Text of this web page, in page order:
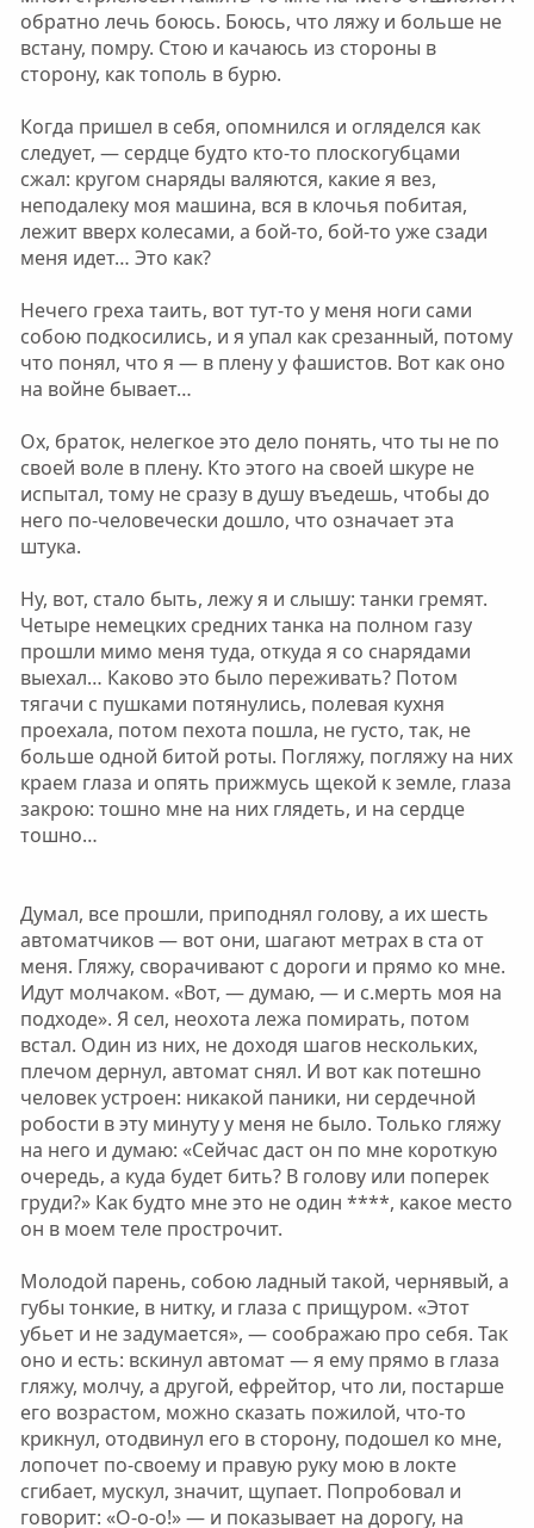
обратно лечь боюсь. Боюсь, что ляжу и больше не
встану, помру. Стою и качаюсь из стороны в
сторону, как тополь в бурю.
Когда пришел в себя, опомнился и огляделся как
следует, — сердце будто кто-то плоскогубцами
сжал: кругом снаряды валяются, какие я вез,
неподалеку моя машина, вся в клочья побитая,
лежит вверх колесами, а бой-то, бой-то уже сзади
меня идет… Это как?
Нечего греха таить, вот тут-то у меня ноги сами
собою подкосились, и я упал как срезанный, потому
что понял, что я — в плену у фашистов. Вот как оно
на войне бывает…
Ох, браток, нелегкое это дело понять, что ты не по
своей воле в плену. Кто этого на своей шкуре не
испытал, тому не сразу в душу въедешь, чтобы до
него по-человечески дошло, что означает эта
штука.
Ну, вот, стало быть, лежу я и слышу: танки гремят.
Четыре немецких средних танка на полном газу
прошли мимо меня туда, откуда я со снарядами
выехал… Каково это было переживать? Потом
тягачи с пушками потянулись, полевая кухня
проехала, потом пехота пошла, не густо, так, не
больше одной битой роты. Погляжу, погляжу на них
краем глаза и опять прижмусь щекой к земле, глаза
закрою: тошно мне на них глядеть, и на сердце
тошно…
Думал, все прошли, приподнял голову, а их шесть
автоматчиков — вот они, шагают метрах в ста от
меня. Гляжу, сворачивают с дороги и прямо ко мне.
Идут молчаком. «Вот, — думаю, — и с.мерть моя на
подходе». Я сел, неохота лежа помирать, потом
встал. Один из них, не доходя шагов нескольких,
плечом дернул, автомат снял. И вот как потешно
человек устроен: никакой паники, ни сердечной
робости в эту минуту у меня не было. Только гляжу
на него и думаю: «Сейчас даст он по мне короткую
очередь, а куда будет бить? В голову или поперек
груди?» Как будто мне это не один ****, какое место
он в моем теле прострочит.
Молодой парень, собою ладный такой, чернявый, а
губы тонкие, в нитку, и глаза с прищуром. «Этот
убьет и не задумается», — соображаю про себя. Так
оно и есть: вскинул автомат — я ему прямо в глаза
гляжу, молчу, а другой, ефрейтор, что ли, постарше
его возрастом, можно сказать пожилой, что-то
крикнул, отодвинул его в сторону, подошел ко мне,
лопочет по-своему и правую руку мою в локте
сгибает, мускул, значит, щупает. Попробовал и
говорит: «О-о-о!» — и показывает на дорогу, на